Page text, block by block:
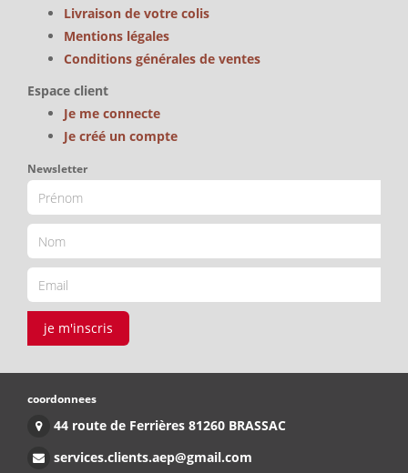
Livraison de votre colis
Mentions légales
Conditions générales de ventes
Espace client
Je me connecte
Je créé un compte
Newsletter
je m'inscris
coordonnees
44 route de Ferrières 81260 BRASSAC
services.clients.aep@gmail.com